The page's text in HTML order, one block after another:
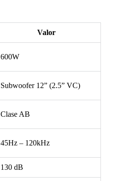
Valor
600W
Subwoofer 12” (2.5” VC)
Clase AB
45Hz – 120kHz
130 dB